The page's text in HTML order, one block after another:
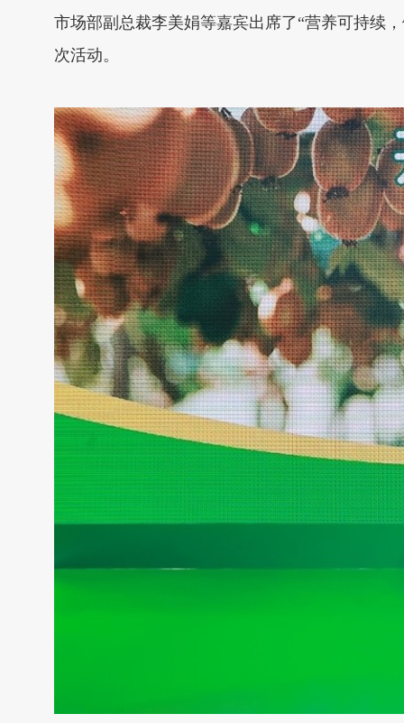
市场部副总裁李美娟等嘉宾出席了“营养可持续
次活动。